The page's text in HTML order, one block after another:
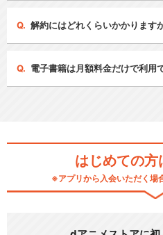
解約にはどれくらいかかります
電子書籍は月額料金だけで利用
はじめての方
※アプリから入会いただく場